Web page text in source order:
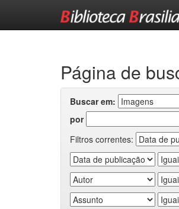
Página de
Buscar em:
por
Filtros correntes: